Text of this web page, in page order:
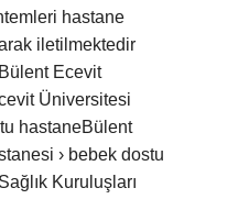
hastane
iletilmektedir
Ecevit
Üniversitesi
hastaneBülent
› bebek dostu
Kuruluşları